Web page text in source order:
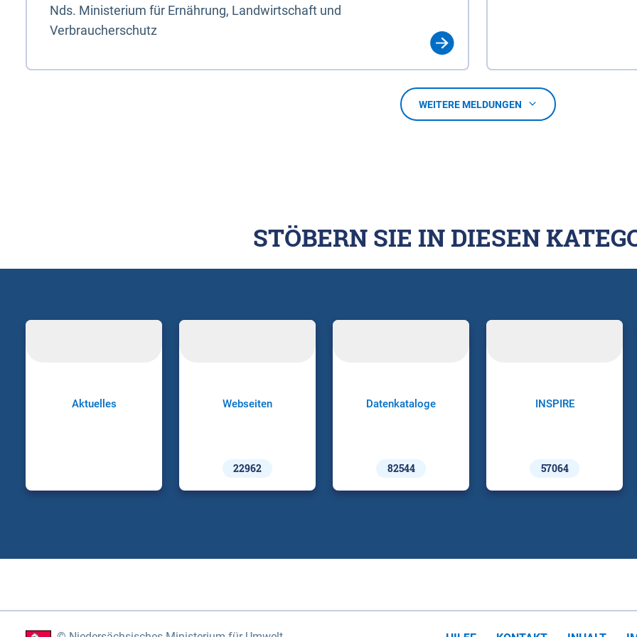
Nds. Ministerium für Ernährung, Landwirtschaft und
Verbraucherschutz
WEITERE MELDUNGEN
STÖBERN SIE IN DIESEN
Aktuelles Webseiten
22962
Datenkataloge
82544
INSPIRE
57064